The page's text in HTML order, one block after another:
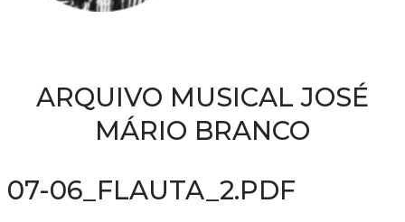
ARQUIVO MUSICAL JOSÉ
MÁRIO BRANCO
07-06_FLAUTA_2.PDF